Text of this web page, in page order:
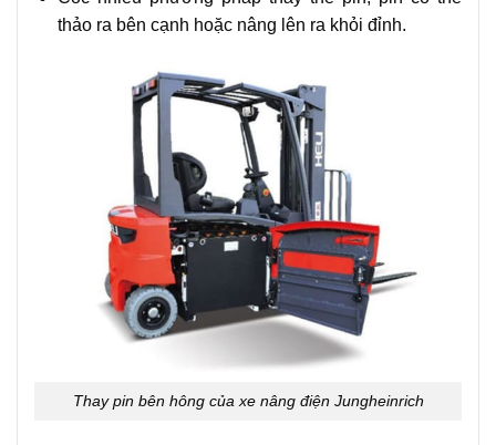
thảo ra bên cạnh hoặc nâng lên ra khỏi đỉnh.
Thay pin bên hông của xe nâng điện Jungheinrich